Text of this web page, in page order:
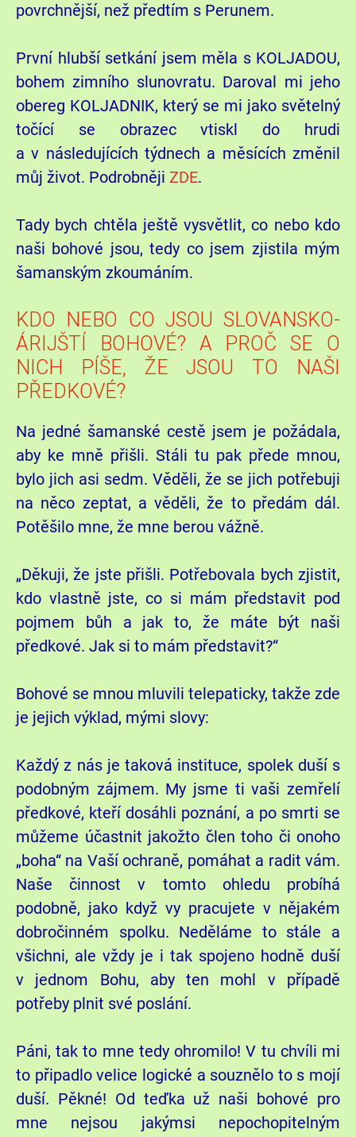
povrchnější, než předtím s Perunem.
První hlubší setkání jsem měla s KOLJADOU,
bohem zimního slunovratu. Daroval mi jeho
obereg KOLJADNIK, který se mi jako světelný
točící se obrazec vtiskl do hrudi
a v následujících týdnech a měsících změnil
můj život. Podrobněji ZDE.
Tady bych chtěla ještě vysvětlit, co nebo kdo
naši bohové jsou, tedy co jsem zjistila mým
šamanským zkoumáním.
KDO NEBO CO JSOU SLOVANSKO-
ÁRIJŠTÍ BOHOVÉ? A PROČ SE O
NICH PÍŠE, ŽE JSOU TO NAŠI
PŘEDKOVÉ?
Na jedné šamanské cestě jsem je požádala,
aby ke mně přišli. Stáli tu pak přede mnou,
bylo jich asi sedm. Věděli, že se jich potřebuji
na něco zeptat, a věděli, že to předám dál.
Potěšilo mne, že mne berou vážně.
„Děkuji, že jste přišli. Potřebovala bych zjistit,
kdo vlastně jste, co si mám představit pod
pojmem bůh a jak to, že máte být naši
předkové. Jak si to mám představit?“
Bohové se mnou mluvili telepaticky, takže zde
je jejich výklad, mými slovy:
Každý z nás je taková instituce, spolek duší s
podobným zájmem. My jsme ti vaši zemřelí
předkové, kteří dosáhli poznání, a po smrti se
můžeme účastnit jakožto člen toho či onoho
„boha“ na Vaší ochraně, pomáhat a radit vám.
Naše činnost v tomto ohledu probíhá
podobně, jako když vy pracujete v nějakém
dobročinném spolku. Neděláme to stále a
všichni, ale vždy je i tak spojeno hodně duší
v jednom Bohu, aby ten mohl v případě
potřeby plnit své poslání.
Páni, tak to mne tedy ohromilo! V tu chvíli mi
to připadlo velice logické a souznělo to s mojí
duší. Pěkné! Od teďka už naši bohové pro
mne nejsou jakýmsi nepochopitelným